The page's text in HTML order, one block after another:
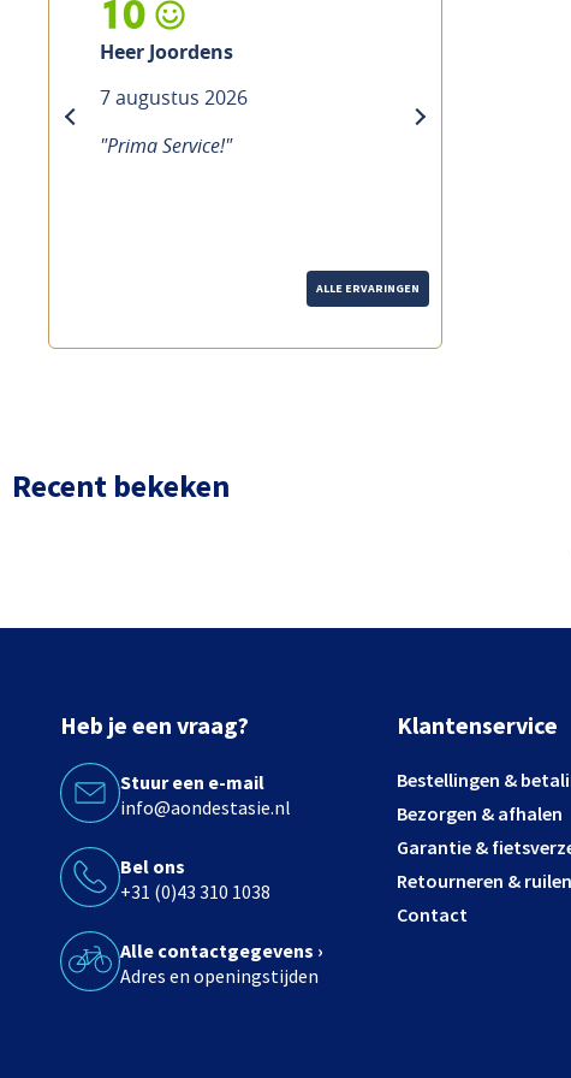
10
Heer Joordens
7 augustus 2026
"Prima Service!"
next
ALLE ERVARINGEN
Recent bekeken
Heb je een vraag?
Stuur een e-mail
info@aondestasie.nl
Bel ons
+31 (0)43 310 1038
Alle contactgegevens ›
Adres en openingstijden
Klantenservice
Bestellingen &
Bezorgen & afhalen
Garantie &
Retourneren & ruilen
Contact